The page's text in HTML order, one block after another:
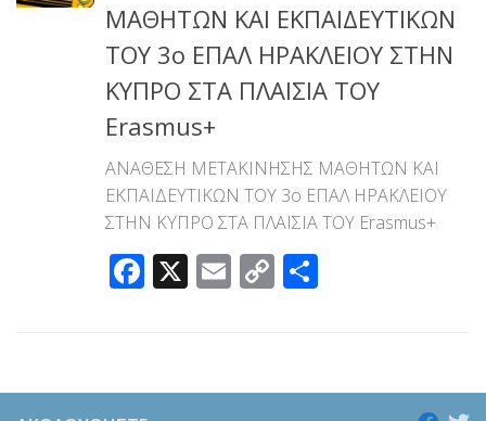
ΜΑΘΗΤΩΝ ΚΑΙ ΕΚΠΑΙΔΕΥΤΙΚΩΝ
ΤΟΥ 3ο ΕΠΑΛ ΗΡΑΚΛΕΙΟΥ ΣΤΗΝ
ΚΥΠΡΟ ΣΤΑ ΠΛΑΙΣΙΑ ΤΟΥ
Erasmus+
ΑΝΑΘΕΣΗ ΜΕΤΑΚΙΝΗΣΗΣ ΜΑΘΗΤΩΝ ΚΑΙ
ΕΚΠΑΙΔΕΥΤΙΚΩΝ ΤΟΥ 3ο ΕΠΑΛ ΗΡΑΚΛΕΙΟΥ
ΣΤΗΝ ΚΥΠΡΟ ΣΤΑ ΠΛΑΙΣΙΑ ΤΟΥ Erasmus+
Facebook
X Email
Copy